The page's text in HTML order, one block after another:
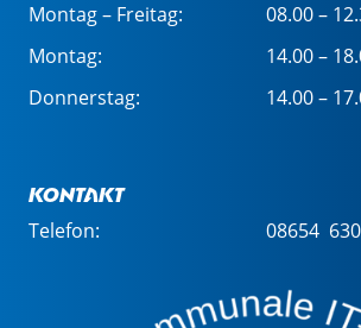
Montag – Freitag:
08.00 –
Montag:
14.00 –
Donnerstag:
14.00 –
Kontakt
Telefon: 08654